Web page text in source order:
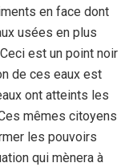
en face dont
usées en plus
est un point noir
de ces eaux est
ont atteints les
mêmes citoyens
les pouvoirs
qui mènera à